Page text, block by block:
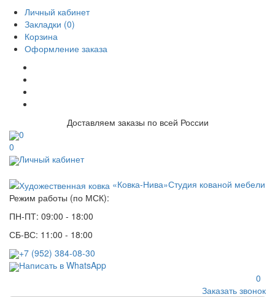
Личный кабинет
Закладки (0)
Корзина
Оформление заказа
Доставляем заказы по всей России
0
0
Личный кабинет
«Ковка-Нива»Студия кованой мебели
Режим работы (по МСК):
ПН-ПТ: 09:00 - 18:00
СБ-ВС: 11:00 - 18:00
+7 (952) 384-08-30
Написать в WhatsApp
0
Заказать звонок